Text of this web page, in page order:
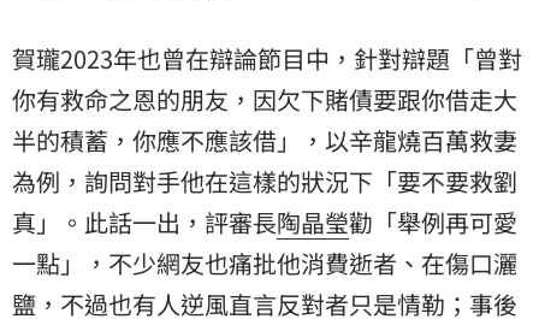
賀瓏2023年也曾在辯論節目中，針對辯題「曾對
你有救命之恩的朋友，因欠下賭債要跟你借走大
半的積蓄，你應不應該借」，以辛龍燒百萬救妻
為例，詢問對手他在這樣的狀況下「要不要救劉
真」。此話一出，評審長陶晶瑩勸「舉例再可愛
一點」，不少網友也痛批他消費逝者、在傷口灑
鹽，不過也有人逆風直言反對者只是情勒；事後